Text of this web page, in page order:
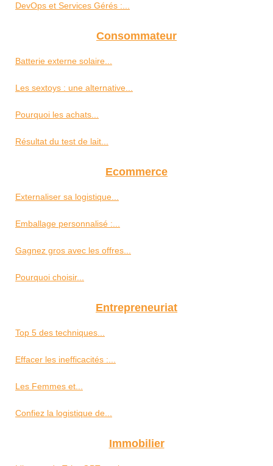
DevOps et Services Gérés :...
Consommateur
Batterie externe solaire...
Les sextoys : une alternative...
Pourquoi les achats...
Résultat du test de lait...
Ecommerce
Externaliser sa logistique...
Emballage personnalisé :...
Gagnez gros avec les offres...
Pourquoi choisir...
Entrepreneuriat
Top 5 des techniques...
Effacer les inefficacités :...
Les Femmes et...
Confiez la logistique de...
Immobilier